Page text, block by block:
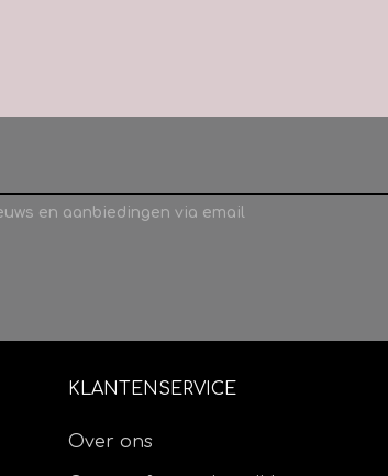
en aanbiedingen via email
KLANTENSERVICE
Over ons